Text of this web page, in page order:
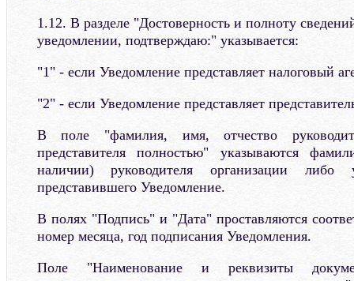
1.12. В разделе "Достоверность и полноту
уведомлении, подтверждаю:" указывается:
"1" - если Уведомление представляет налоговый
"2" - если Уведомление представляет
В поле "фамилия, имя, отчество
представителя полностью" указываются
наличии) руководителя организации либо
представившего Уведомление.
В полях "Подпись" и "Дата" проставляются
номер месяца, год подписания Уведомления.
Поле "Наименование и реквизиты